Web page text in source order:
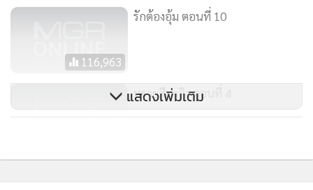
เยี่ยนเจ๋อได้ทุกอย่าง เยี่ยนเจ๋อโกรธมาก
“เสียงโทรศัพท์ใครดัง อย่างที่นายพูด เรารู้ว่าหัวหน้า เซ็นสัญญา
สามารถเอาข้อมูลจากโทรศัพท์ ไปให้อัยการของศาลได้”
ยิ่วเชียนเก็บโทรศัพท์ใส่กระเป๋ากางเกง เยี่ยนเจ๋อโกรธเข้าไป
กระชากคอเสื้อยิ่วเชียนทันที
116,963
รักต้องอุ้ม ตอนที่ 10
ทรายสีเพลิง ตอนที่ 4
แสดงเพิ่มเติม